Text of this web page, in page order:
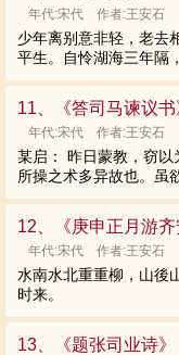
年代:宋代 作者:王安石
少年离别意非轻，老去
平生。自怜湖海三年隔
11、《答司马谏议书
年代:宋代 作者:王安石
某启： 昨日蒙教，窃以
所操之术多异故也。虽
12、《庚申正月游齐
年代:宋代 作者:王安石
水南水北重重柳，山後
时来。
13、《题张司业诗》